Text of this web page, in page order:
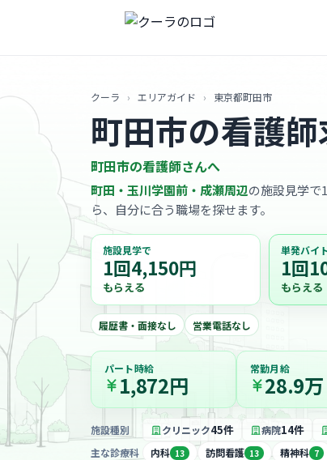
クーラ › エリアガイド › 東京都町田市
町田市の看護
町田市の看護師さんへ
町田・玉川学園前・成瀬周辺の施設見学で
ら、自分に合う職場を探せます。
施設見学で
1回4,150円
もらえる
単発バイ
1回
もらえる
履歴書・面接なし 営業電話なし
パート時給
1,872円
常勤月給
28.9万
施設種別 クリニック45件 病院14件
主な診療科 内科 13 訪問看護 13 精神科 7